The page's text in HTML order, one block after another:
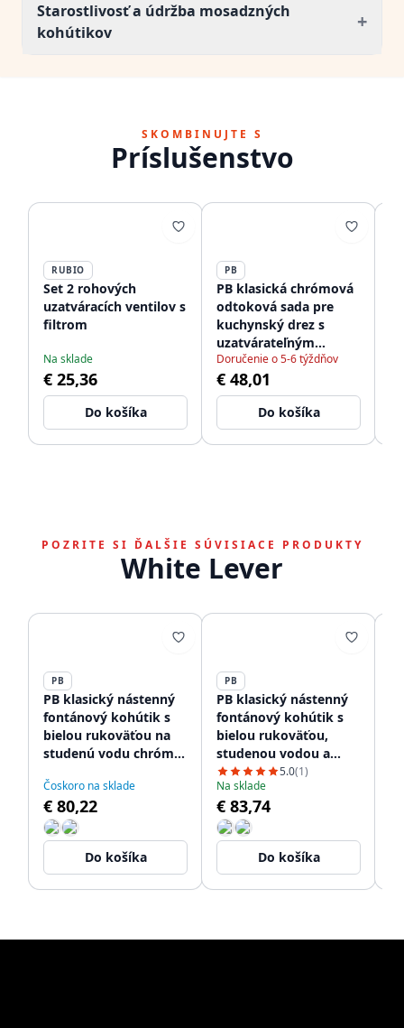
Starostlivosť a údržba mosadzných
kohútikov
+
SKOMBINUJTE S
Príslušenstvo
RUBIO
Set 2 rohových
uzatváracích ventilov s
filtrom
Na sklade
€ 25,36
Do košíka
PB
PB klasická chrómová
odtoková sada pre
kuchynský drez s
uzatvárateľným
košíkovým sitkom
1208956473
Doručenie o 5-6 týždňov
€ 48,01
Do košíka
POZRITE SI ĎALŠIE SÚVISIACE PRODUKTY
White Lever
PB
PB klasický nástenný
fontánový kohútik s
bielou rukoväťou na
studenú vodu chróm
Čoskoro na sklade
€ 80,22
Do košíka
PB
PB klasický nástenný
fontánový kohútik s
bielou rukoväťou,
studenou vodou a
dlhým výtokom,
chróm 1208853612
5.0(1)
Na sklade
€ 83,74
Do košíka